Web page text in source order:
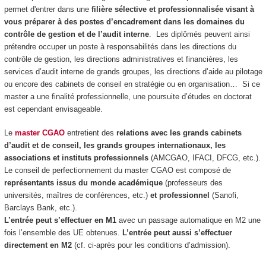
permet d'entrer dans une filière sélective et professionnalisée visant à
vous préparer à des postes d’encadrement dans les domaines du
contrôle de gestion et de l’audit interne. Les diplômés peuvent ainsi
prétendre occuper un poste à responsabilités dans les directions du
contrôle de gestion, les directions administratives et financières, les
services d’audit interne de grands groupes, les directions d’aide au pilotage
ou encore des cabinets de conseil en stratégie ou en organisation… Si ce
master a une finalité professionnelle, une poursuite d’études en doctorat
est cependant envisageable.
Le master CGAOentretient des relations avec les grands cabinets
d’audit et de conseil, les grands groupes internationaux, les
associations et instituts professionnels(AMCGAO, IFACI, DFCG, etc.).
Le conseil de perfectionnement du master CGAO est composé de
représentants issus du monde académique(professeurs des
universités, maîtres de conférences, etc.) et professionnel (Sanofi,
Barclays Bank, etc.).
L’entrée peut s’effectuer en M1avec un passage automatique en M2 une
fois l’ensemble des UE obtenues. L’entrée peut aussi s’effectuer
directement en M2(cf. ci-après pour les conditions d’admission).